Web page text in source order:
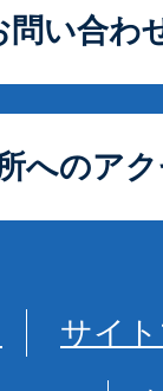
問い合わ
へのア
サイ